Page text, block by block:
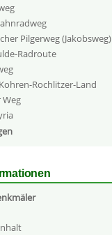
Pilgerweg (Jakobsweg)
Radroute
Rochlitzer-Land
Weg